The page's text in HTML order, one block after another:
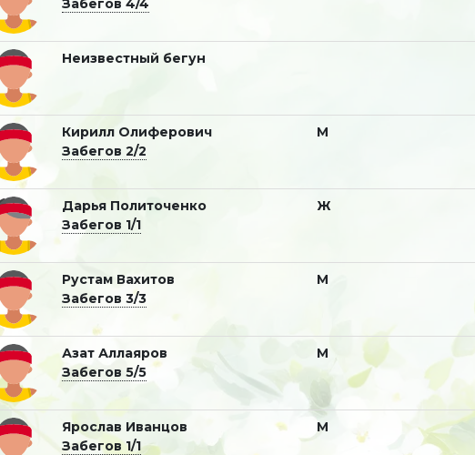
Забегов 4/4
Неизвестный бегун
Кирилл Олиферович
Забегов 2/2
М
Дарья Политоченко
Забегов 1/1
Ж
Рустам Вахитов
Забегов 3/3
М
Азат Аллаяров
Забегов 5/5
М
Ярослав Иванцов
Забегов 1/1
М